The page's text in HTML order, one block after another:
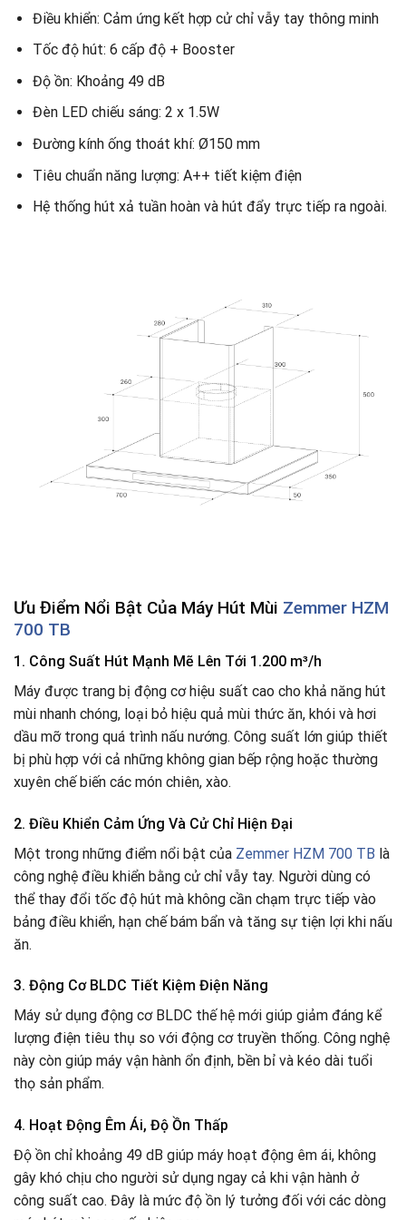
Điều khiển: Cảm ứng kết hợp cử chỉ vẫy tay thông minh
Tốc độ hút: 6 cấp độ + Booster
Độ ồn: Khoảng 49 dB
Đèn LED chiếu sáng: 2 x 1.5W
Đường kính ống thoát khí: Ø150 mm
Tiêu chuẩn năng lượng: A++ tiết kiệm điện
Hệ thống hút xả tuần hoàn và hút đẩy trực tiếp ra ngoài.
Ưu Điểm Nổi Bật Của Máy Hút Mùi Zemmer HZM
700 TB
1. Công Suất Hút Mạnh Mẽ Lên Tới 1.200 m³/h
Máy được trang bị động cơ hiệu suất cao cho khả năng hút
mùi nhanh chóng, loại bỏ hiệu quả mùi thức ăn, khói và hơi
dầu mỡ trong quá trình nấu nướng. Công suất lớn giúp thiết
bị phù hợp với cả những không gian bếp rộng hoặc thường
xuyên chế biến các món chiên, xào.
2. Điều Khiển Cảm Ứng Và Cử Chỉ Hiện Đại
Một trong những điểm nổi bật của Zemmer HZM 700 TB là
công nghệ điều khiển bằng cử chỉ vẫy tay. Người dùng có
thể thay đổi tốc độ hút mà không cần chạm trực tiếp vào
bảng điều khiển, hạn chế bám bẩn và tăng sự tiện lợi khi nấu
ăn.
3. Động Cơ BLDC Tiết Kiệm Điện Năng
Máy sử dụng động cơ BLDC thế hệ mới giúp giảm đáng kể
lượng điện tiêu thụ so với động cơ truyền thống. Công nghệ
này còn giúp máy vận hành ổn định, bền bỉ và kéo dài tuổi
thọ sản phẩm.
4. Hoạt Động Êm Ái, Độ Ồn Thấp
Độ ồn chỉ khoảng 49 dB giúp máy hoạt động êm ái, không
gây khó chịu cho người sử dụng ngay cả khi vận hành ở
công suất cao. Đây là mức độ ồn lý tưởng đối với các dòng